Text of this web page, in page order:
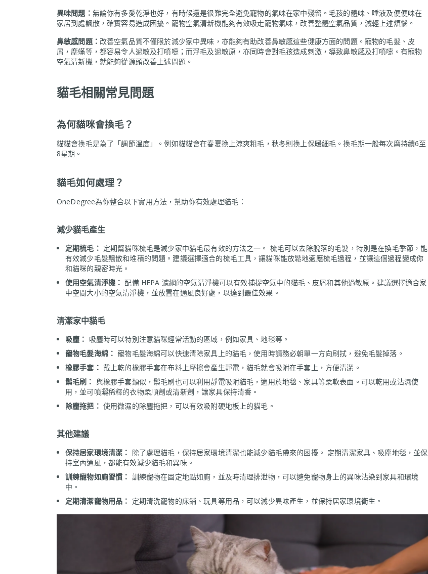
異味問題： 無論你有多愛乾淨也好，有時候還是很難完全避免寵物的氣味在家中殘留。毛孩的體味、唾液及便便味在
家居到處飄散，確實容易造成困擾。寵物空氣清新機能夠有效吸走寵物氣味，改善整體空氣品質，減輕上述煩惱。
鼻敏感問題： 改善空氣品質不僅限於減少家中異味，亦能夠有助改善鼻敏感這些健康方面的問題。寵物的毛髮、皮
屑，塵蟎等，都容易令人過敏及打噴嚏；而浮毛及過敏原，亦同時會對毛孩造成刺激，導致鼻敏感及打噴嚏。有寵物
空氣清新機，就能夠從源頭改善上述問題。
貓毛相關常見問題
為何貓咪會換毛？
貓貓會換毛是為了「調節溫度」。例如貓貓會在春夏換上涼爽粗毛，秋冬則換上保暖細毛。換毛期一般每次黁持續6至
8星期。
貓毛如何處理？
OneDegree為你整合以下實用方法，幫助你有效處理貓毛：
減少貓毛產生
定期梳毛： 定期幫貓咪梳毛是減少家中貓毛最有效的方法之一。 梳毛可以去除脫落的毛髮，特別是在換毛季節，能
有效減少毛髮飄散和堆積的問題。建議選擇適合的梳毛工具，讓貓咪能放鬆地適應梳毛過程，並讓這個過程變成你
和貓咪的親密時光。
使用空氣清淨機： 配備 HEPA 濾網的空氣清淨機可以有效捕捉空氣中的貓毛、皮屑和其他過敏原。建議選擇適合家
中空間大小的空氣清淨機，並放置在通風良好處，以達到最佳效果。
清潔家中貓毛
吸塵： 吸塵時可以特別注意貓咪經常活動的區域，例如家具、地毯等。
寵物毛髮海綿： 寵物毛髮海綿可以快速清除家具上的貓毛，使用時請務必朝單一方向刷拭，避免毛髮掉落。
橡膠手套： 戴上乾的橡膠手套在布料上摩擦會產生靜電，貓毛就會吸附在手套上，方便清潔。
鬃毛刷： 與橡膠手套類似，鬃毛刷也可以利用靜電吸附貓毛，適用於地毯、家具等柔軟表面。可以乾用或沾濕使
用，並可噴灑稀釋的衣物柔順劑或清新劑，讓家具保持清香。
除塵拖把： 使用微濕的除塵拖把，可以有效吸附硬地板上的貓毛。
其他建議
保持居家環境清潔： 除了處理貓毛，保持居家環境清潔也能減少貓毛帶來的困擾。 定期清潔家具、吸塵地毯，並保
持室內通風，都能有效減少貓毛和異味。
訓練寵物如廁習慣： 訓練寵物在固定地點如廁，並及時清理排泄物，可以避免寵物身上的異味沾染到家具和環境
中。
定期清潔寵物用品： 定期清洗寵物的床鋪、玩具等用品，可以減少異味產生，並保持居家環境衛生。